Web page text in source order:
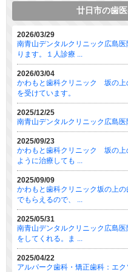
廿日市の歯
2026/03/29
南青山デンタルクリニック広島
ります。１人診療 ...
2026/03/04
かわもと歯科クリニック 坂の上
を受けています。
2025/12/25
南青山デンタルクリニック広島医
2025/09/23
かわもと歯科クリニック 坂の上
ように治療しても ...
2025/09/09
かわもと歯科クリニック坂の上
でもらえるので、 ...
2025/05/31
南青山デンタルクリニック広島
をしてくれる。ま ...
2025/04/22
アルパーク歯科・矯正歯科：エ